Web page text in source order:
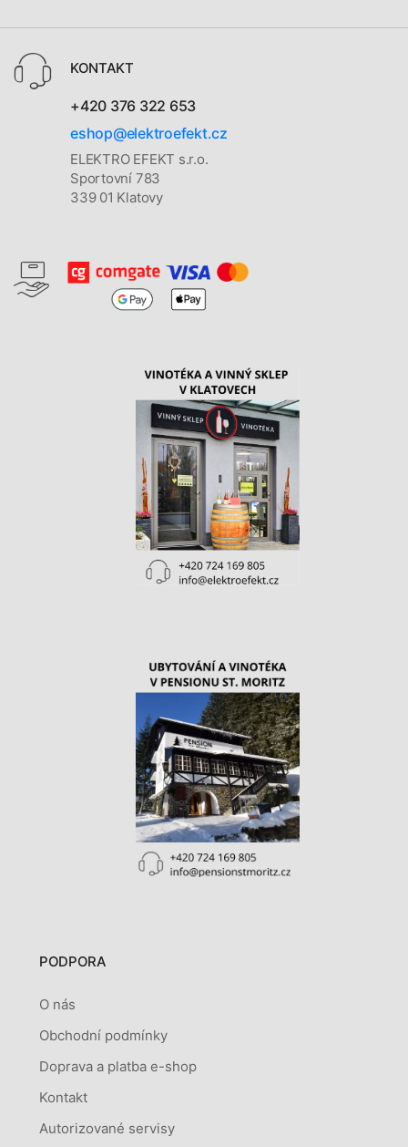
KONTAKT
+420 376 322 653
eshop@elektroefekt.cz
ELEKTRO EFEKT s.r.o.
Sportovní 783
339 01 Klatovy
PODPORA
O nás
Obchodní podmínky
Doprava a platba e-shop
Kontakt
Autorizované servisy